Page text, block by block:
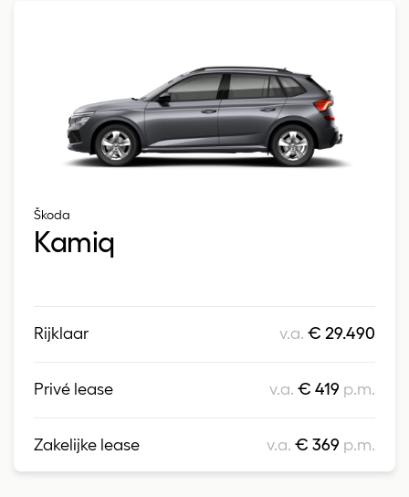
Škoda
Kamiq
Rijklaar v.a.€ 29.490
Privé lease v.a.€ 419 p.m.
Zakelijke lease v.a.€ 369 p.m.